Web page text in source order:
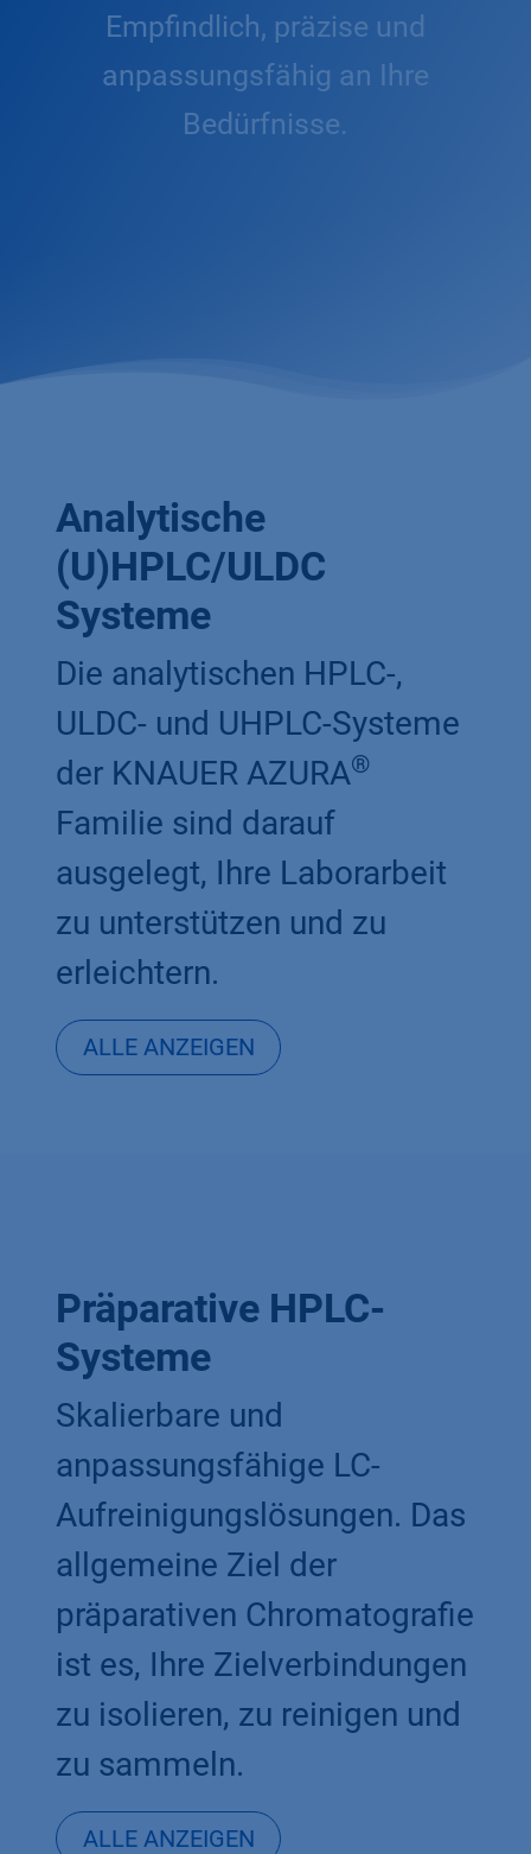
Empfindlich, präzise und
anpassungsfähig an Ihre
Bedürfnisse.
Analytische
(U)HPLC/ULDC
Systeme
Die analytischen HPLC-,
ULDC- und UHPLC-Systeme
der KNAUER AZURA®
Familie sind darauf
ausgelegt, Ihre Laborarbeit
zu unterstützen und zu
erleichtern.
ALLE ANZEIGEN
Präparative HPLC-
Systeme
Skalierbare und
anpassungsfähige LC-
Aufreinigungslösungen. Das
allgemeine Ziel der
präparativen Chromatografie
ist es, Ihre Zielverbindungen
zu isolieren, zu reinigen und
zu sammeln.
ALLE ANZEIGEN